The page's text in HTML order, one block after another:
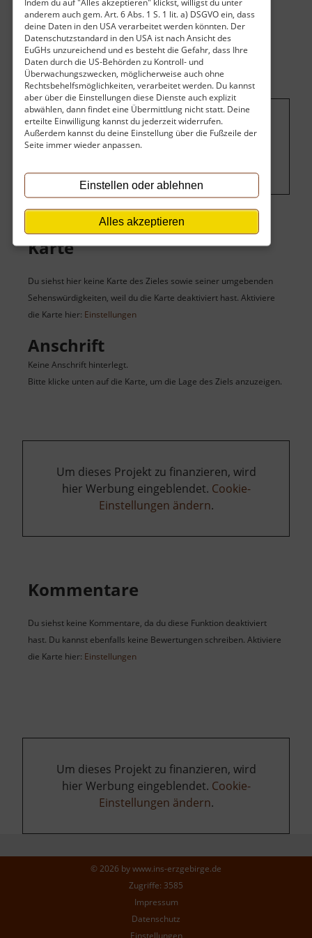
anderem auch gem. Art. 6 Abs. 1 S. 1 lit. a) DSGVO ein, dass
deine Daten in den USA verarbeitet werden könnten. Der
Datenschutzstandard in den USA ist nach Ansicht des
EuGHs unzureichend und es besteht die Gefahr, dass Ihre
Daten durch die US-Behörden zu Kontroll- und
Überwachungszwecken, möglicherweise auch ohne
Rechtsbehelfsmöglichkeiten, verarbeitet werden. Du kannst
aber über die Einstellungen diese Dienste auch explizit
abwählen, dann findet eine Übermittlung nicht statt. Deine
erteilte Einwilligung kannst du jederzeit widerrufen.
Außerdem kannst du deine Einstellung über die Fußzeile der
Seite immer wieder anpassen.
Einstellen oder ablehnen
Alles akzeptieren
Um dieses Projekt zu finanzieren, wird
hier Werbung eingeblendet.
Karte
Du siehst hier keine Karte des Zieles sowie seiner umgebenden
Sehenswürdigkeiten, weil du die Karte deaktiviert hast. Aktiviere
die Karte hier: Einstellungen
Anschrift
Keine Anschrift hinterlegt.
Bitte klicke unten auf die Karte, um die Lage des Ziels anzuzeigen.
Um dieses Projekt zu finanzieren, wird
hier Werbung eingeblendet. Cookie-
Einstellungen ändern.
Kommentare
Du siehst keine Kommentare, da du diese Funktion deaktiviert
hast. Du kannst ebenfalls keine Bewertungen schreiben. Aktiviere
die Karte hier: Einstellungen
Um dieses Projekt zu finanzieren, wird
hier Werbung eingeblendet. Cookie-
Einstellungen ändern.
© 2026 bywww.ins-erzgebirge.de
Zugriffe: 3585
Impressum
Datenschutz
Einstellungen